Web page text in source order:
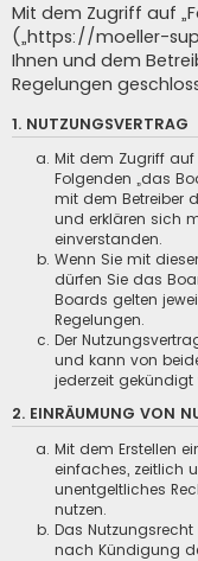
Mit dem Zugriff auf
(„https://moeller-
Ihnen und dem
Regelungen
1. NUTZUNGSVERTRAG
Mit dem Zugriff auf
Folgenden „das
mit dem Betreiber
und erklären sich
einverstanden.
Wenn Sie mit
dürfen Sie das
Boards gelten
Regelungen.
Der
und kann von
jederzeit gekündigt
2. EINRÄUMUNG VON
Mit dem Erstellen
einfaches, zeitlich
unentgeltliches
nutzen.
Das
nach Kündigung